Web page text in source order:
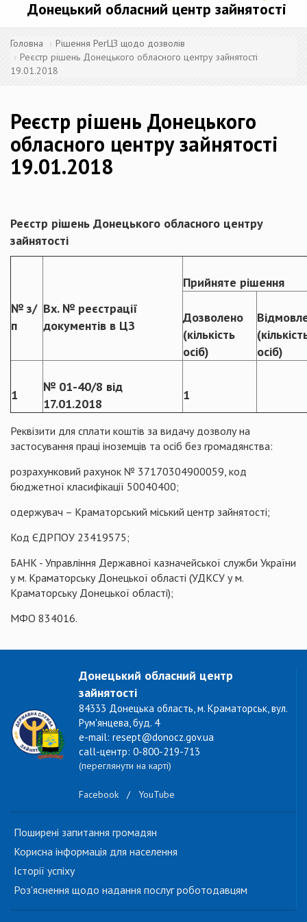
Донецький обласний центр зайнятості
Головна
Рішення РегЦЗ щодо дозволів
Реєстр рішень Донецького обласного центру зайнятості
19.01.2018
Реєстр рішень Донецького
обласного центру зайнятості
19.01.2018
Реєстр рішень Донецького обласного центру
зайнятості
№ з/
п
Вх. № реєстрації
документів в ЦЗ
Прийняте рішення
Дозволено
(кількість
осіб)
осіб)
1
№ 01-40/8 від
17.01.2018
1
Реквізити для сплати коштів за видачу дозволу на
застосування праці іноземців та осіб без громадянства:
розрахунковий рахунок № 37170304900059, код
бюджетної класифікації 50040400;
одержувач – Краматорський міський центр зайнятості;
Код ЄДРПОУ 23419575;
БАНК - Управління Державної казначейської служби України
у м. Краматорську Донецької області (УДКСУ у м.
Краматорську Донецької області);
МФО 834016.
Донецький обласний центр
зайнятості
84333 Донецька область, м. Краматорськ, вул.
Рум'янцева, буд. 4
e-mail: resept@donocz.gov.ua
call-центр: 0-800-219-713
(переглянути на карті)
Facebook / YouTube
Поширені запитання громадян
Корисна інформація для населення
Історії успіху
Роз'яснення щодо надання послуг роботодавцям